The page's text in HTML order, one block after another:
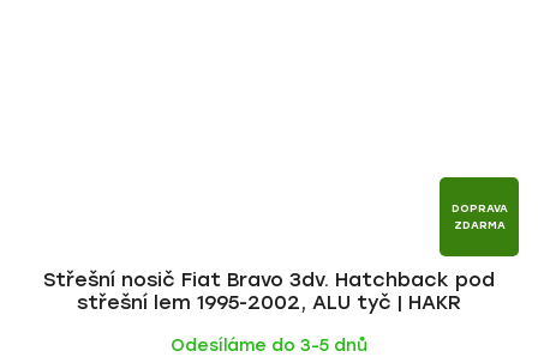
DOPRAVA
ZDARMA
Střešní nosič Fiat Bravo 3dv. Hatchback pod
střešní lem 1995-2002, ALU tyč | HAKR
Odesíláme do 3-5 dnů